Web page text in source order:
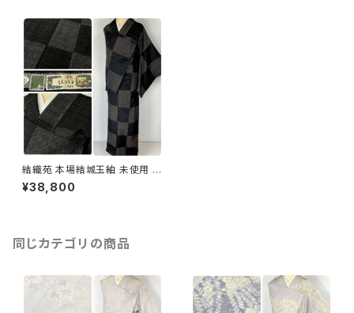
結織苑 本場結城玉紬 未使用 市
松 小紋 正絹 黒 グレー 865
¥38,800
同じカテゴリの商品